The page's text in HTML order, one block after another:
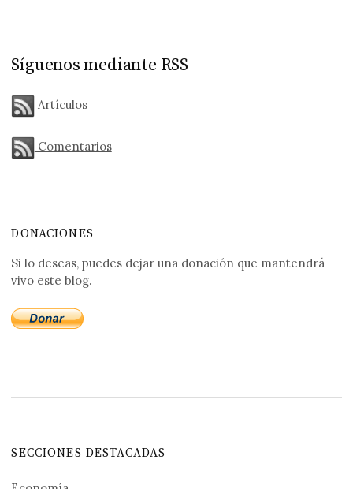
Síguenos mediante RSS
Artículos
Comentarios
DONACIONES
Si lo deseas, puedes dejar una donación que mantendrá
vivo este blog.
SECCIONES DESTACADAS